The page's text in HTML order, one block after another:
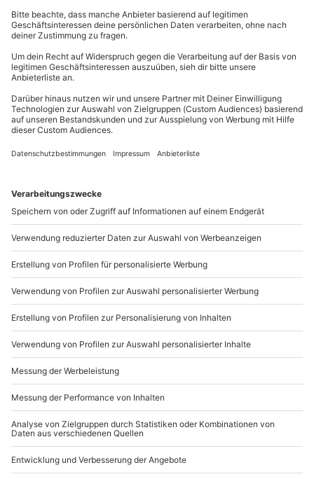
Stimme sorgt das Elvis-Double fürrichtig gute
Stimmung. Spätestens beimJailhouse Rockhält es an
Welchem Elvis Presley Fan möchtest Du eine Freude
machen?Überrasche ihn oder sie mit einem
musikalischen Abendessen bei der Elvis Dinner Show
in Markkleeberg.
Teilnehmer
Gutschein gültig für 1 Person
Gruppengröße: 60-300 Personen
mydaysGmbH
Mühldorfstraße 8
81671 München
Du erreichst uns telefonisch zu folgenden Zeiten,
außer an bundesweiten Feiertagen:
Mo-Fr: 8-20 Uhr | Sa: 10-16 Uhr
Sichere Dir attraktive Firmenkunden Vorteile.
+49 89 / 21 12 90 20
Mo-Fr: 9-17 Uhr
b2b@mydays.de
www.b2b.mydays.de/
Andere Produkte entdecken